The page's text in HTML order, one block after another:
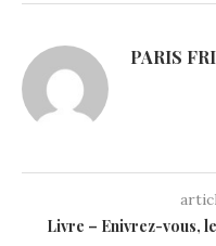
PARIS
Livre – Enivrez-vous,